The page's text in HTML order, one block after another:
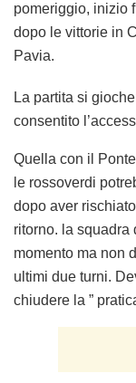
pomeriggio, inizio
dopo le vittorie in
Pavia.
La partita si
consentito
Quella con il
le rossoverdi
dopo aver
ritorno. la squadra
momento ma non
ultimi due turni.
chiudere la ”